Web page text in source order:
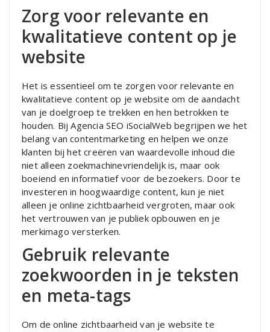
Zorg voor relevante en
kwalitatieve content op je
website
Het is essentieel om te zorgen voor relevante en
kwalitatieve content op je website om de aandacht
van je doelgroep te trekken en hen betrokken te
houden. Bij Agencia SEO iSocialWeb begrijpen we het
belang van contentmarketing en helpen we onze
klanten bij het creëren van waardevolle inhoud die
niet alleen zoekmachinevriendelijk is, maar ook
boeiend en informatief voor de bezoekers. Door te
investeren in hoogwaardige content, kun je niet
alleen je online zichtbaarheid vergroten, maar ook
het vertrouwen van je publiek opbouwen en je
merkimago versterken.
Gebruik relevante
zoekwoorden in je teksten
en meta-tags
Om de online zichtbaarheid van je website te